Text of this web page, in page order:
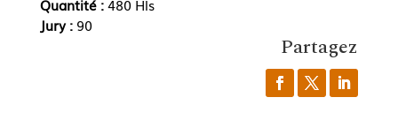
Quantité :480 Hls
Jury : 90
Partagez